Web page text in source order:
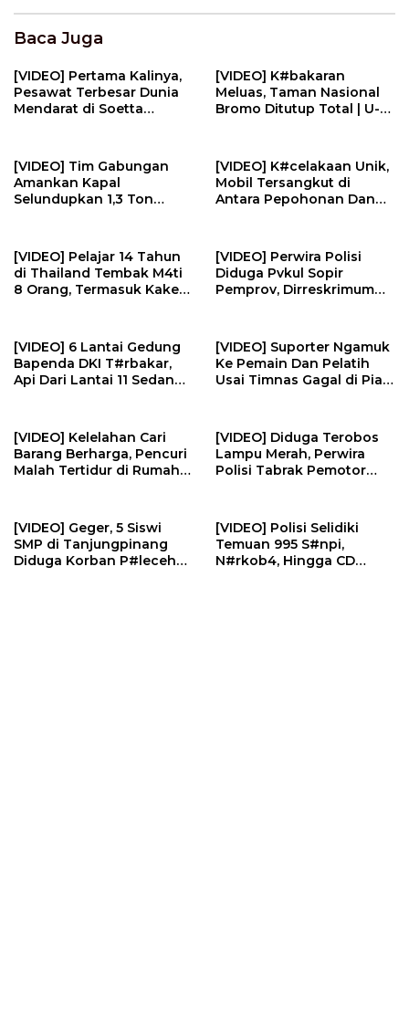
Baca Juga
[VIDEO] Pertama Kalinya,
Pesawat Terbesar Dunia
Mendarat di Soetta
[VIDEO] K#bakaran
Meluas, Taman Nasional
Bromo Ditutup Total | U-
[VIDEO] Tim Gabungan
Amankan Kapal
Selundupkan 1,3 Ton
[VIDEO] K#celakaan Unik,
Mobil Tersangkut di
Antara Pepohonan Dan
[VIDEO] Pelajar 14 Tahun
di Thailand Tembak M4ti
8 Orang, Termasuk Kakek
[VIDEO] Perwira Polisi
Diduga Pvkul Sopir
Pemprov, Dirreskrimum
[VIDEO] 6 Lantai Gedung
Bapenda DKI T#rbakar,
Api Dari Lantai 11 Sedang
[VIDEO] Suporter Ngamuk
Ke Pemain Dan Pelatih
Usai Timnas Gagal di Piala
[VIDEO] Kelelahan Cari
Barang Berharga, Pencuri
Malah Tertidur di Rumah
[VIDEO] Diduga Terobos
Lampu Merah, Perwira
Polisi Tabrak Pemotor
[VIDEO] Geger, 5 Siswi
SMP di Tanjungpinang
Diduga Korban P#lecehan
[VIDEO] Polisi Selidiki
Temuan 995 S#npi,
N#rkob4, Hingga CD